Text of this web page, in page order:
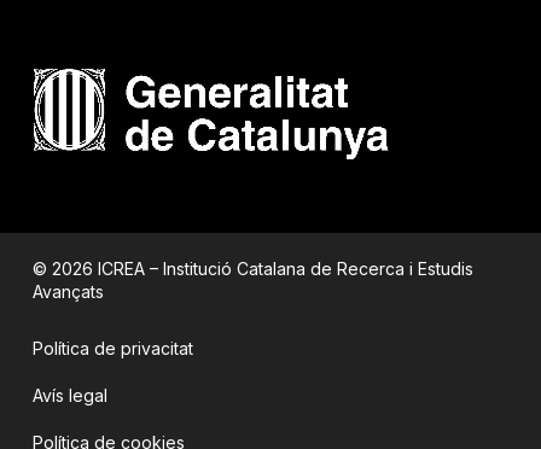
© 2026 ICREA – Institució Catalana de Recerca i Estudis
Avançats
Política de privacitat
Avís legal
Política de cookies